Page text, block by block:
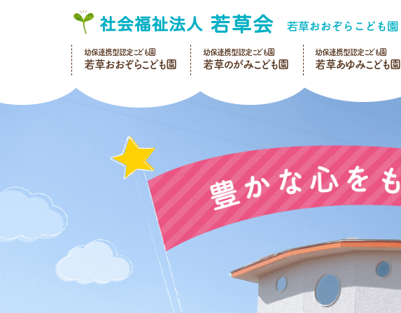
幼保連携型認定こども園
若草おおぞらこども園
幼保連携型認定こども園
若草のがみこども園
幼保連携型認定こども園
若草あゆみこども園